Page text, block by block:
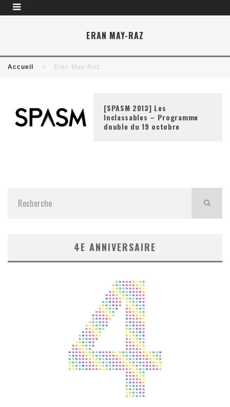
ERAN MAY-RAZ
Accueil Eran May-Raz
[SPASM 2013] Les
Inclassables – Programme
double du 19 octobre
4E ANNIVERSAIRE